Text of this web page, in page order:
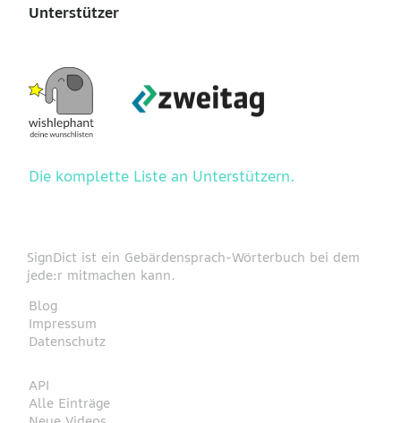
Unterstützer
Die komplette Liste an Unterstützern.
SignDict ist ein Gebärdensprach-Wörterbuch bei dem
jede:r mitmachen kann.
Blog
Impressum
Datenschutz
API
Alle Einträge